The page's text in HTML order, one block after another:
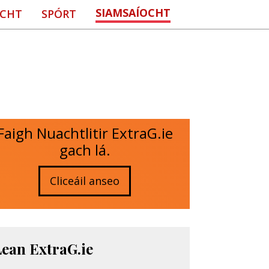
SPÓRT SIAMSAÍOCHT
Nuachtlitir ExtraG.ie
gach lá.
Cliceáil anseo
ExtraG.ie